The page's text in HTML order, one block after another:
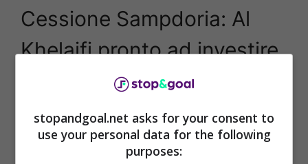
Cessione Sampdoria: Al
Khelaifi pronto ad investire
prova la mossa con
spuntano anche dei candidati asiatici per il club
blucerchiato che si ritrova in Serie B e punta a
Serie A.
stopandgoal.net asks for your consent to
use your personal data for the following
purposes: